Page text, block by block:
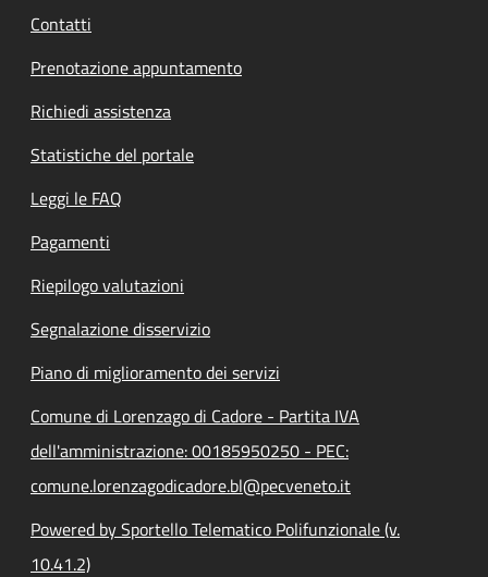
Contatti
Prenotazione appuntamento
Richiedi assistenza
Statistiche del portale
Leggi le FAQ
Pagamenti
Riepilogo valutazioni
Segnalazione disservizio
Piano di miglioramento dei servizi
Comune di Lorenzago di Cadore - Partita IVA
dell'amministrazione: 00185950250 - PEC:
comune.lorenzagodicadore.bl@pecveneto.it
Powered by Sportello Telematico Polifunzionale (v.
10.41.2)